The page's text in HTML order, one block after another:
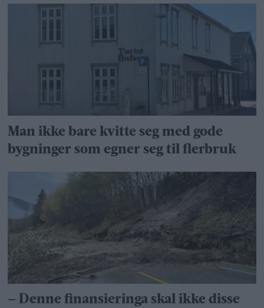
Man ikke bare kvitte seg med gode
bygninger som egner seg til flerbruk
– Denne finansieringa skal ikke disse